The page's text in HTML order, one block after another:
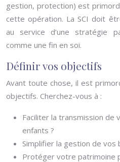
gestion, protection) est
cette opération. La SCI doit
au service d’une stratégie
comme une fin en soi.
Définir vos objectifs
Avant toute chose, il est
objectifs. Cherchez-vous à :
Faciliter la transmission de
enfants ?
Simplifier la gestion de vos
Protéger votre patrimoine